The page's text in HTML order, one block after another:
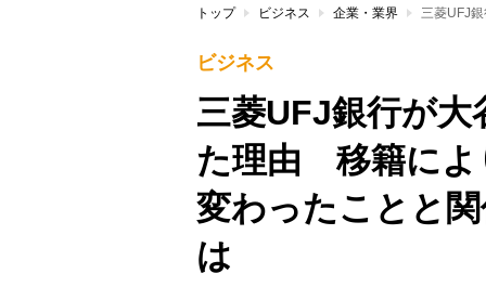
トップ ビジネス 企業・業界
ビジネス
三菱UFJ銀行が大
た理由 移籍によ
変わったことと
は